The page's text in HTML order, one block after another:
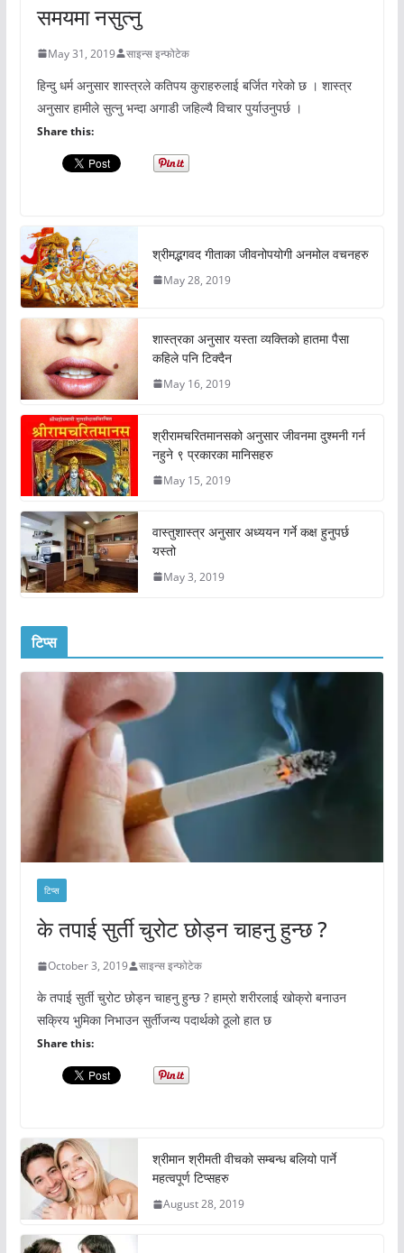
समयमा नसुत्नु
May 31, 2019 साइन्स इन्फोटेक
हिन्दु धर्म अनुसार शास्त्रले कतिपय कुराहरुलाई बर्जित गरेको छ । शास्त्र
अनुसार हामीले सुत्नु भन्दा अगाडी जहिल्यै विचार पुर्याउनुपर्छ ।
Share this:
श्रीमद्भगवद गीताका जीवनोपयोगी अनमोल वचनहरु
May 28, 2019
शास्त्रका अनुसार यस्ता व्यक्तिको हातमा पैसा
कहिले पनि टिक्दैन
May 16, 2019
श्रीरामचरितमानसको अनुसार जीवनमा दुश्मनी गर्न
नहुने ९ प्रकारका मानिसहरु
May 15, 2019
वास्तुशास्त्र अनुसार अध्ययन गर्ने कक्ष हुनुपर्छ
यस्तो
May 3, 2019
टिप्स
टिप्स
के तपाई सुर्ती चुरोट छोड्न चाहनु हुन्छ ?
October 3, 2019 साइन्स इन्फोटेक
के तपाई सुर्ती चुरोट छोड्न चाहनु हुन्छ ? हाम्रो शरीरलाई खोक्रो बनाउन
सक्रिय भुमिका निभाउन सुर्तीजन्य पदार्थको ठूलो हात छ
Share this:
श्रीमान श्रीमती वीचको सम्बन्ध बलियो पार्ने
महत्वपूर्ण टिप्सहरु
August 28, 2019